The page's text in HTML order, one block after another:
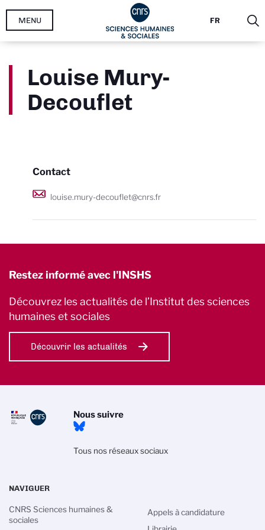
Aller
FR
MENU
Louise Mury-
Decouflet
Contact
louise.mury-decouflet@cnrs.fr
Restez informé avec l'INSHS
Découvrez les actualités de l’Institut des sciences
humaines et sociales
Découvrir les actualités
Nous suivre
Tous nos réseaux sociaux
NAVIGUER
CNRS Sciences humaines &
sociales
Appels à candidature